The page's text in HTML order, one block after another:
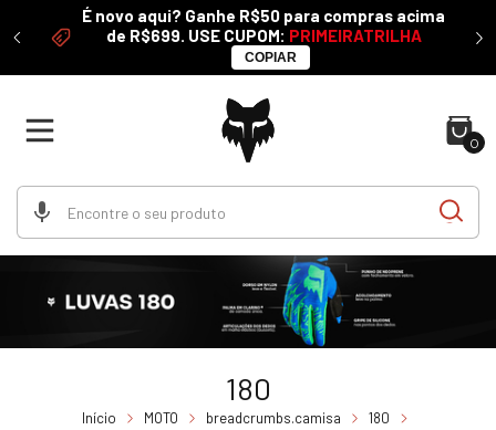
É novo aqui? Ganhe R$50 para compras acima
de R$699. USE CUPOM: PRIMEIRATRILHA
COPIAR
0
180
Início MOTO breadcrumbs.camisa
180